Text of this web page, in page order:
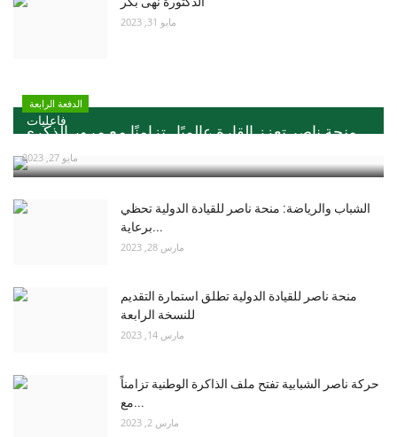
مايو 31, 2023
فاعليات
الدفعة الرابعة
منحة ناصر تعزز القارة عالميًا ..تزامنًا مع مرور الذكري...
مايو 27, 2023
الشباب والرياضة: منحة ناصر للقيادة الدولية تحظي
برعاية...
مارس 28, 2023
منحة ناصر للقيادة الدولية تطلق استمارة التقديم
للنسخة الرابعة
مارس 14, 2023
حركة ناصر الشبابية تفتح ملف الذاكرة الوطنية تزامناً
مع...
مارس 2, 2023